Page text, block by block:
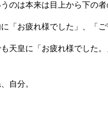
のは本来は目上から下の者
「お疲れ様でした」、「
天皇に「お疲れ様でした
自分。